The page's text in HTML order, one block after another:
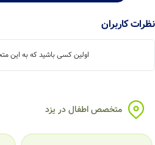
نظرات کاربران
اولین کسی باشید که به این
متخصص اطفال در یزد